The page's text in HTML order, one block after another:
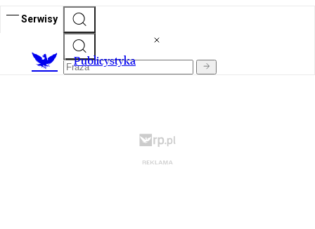
Serwisy
Publicystyka